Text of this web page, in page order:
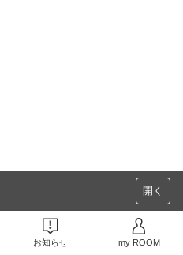
開く
お知らせ my ROOM